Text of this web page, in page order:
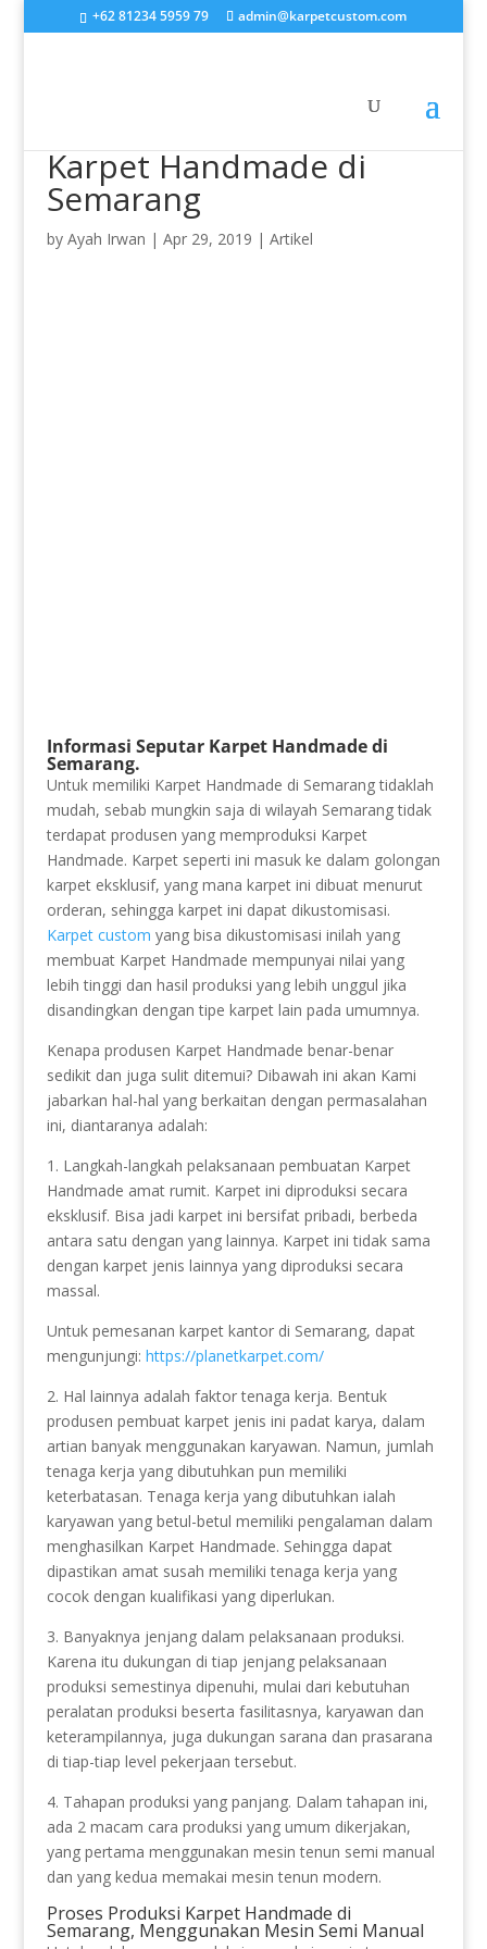
+62 81234 5959 79 admin@karpetcustom.com
Karpet Handmade di
Semarang
by Ayah Irwan | Apr 29, 2019 | Artikel
Informasi Seputar Karpet Handmade di
Semarang.
Untuk memiliki Karpet Handmade di Semarang tidaklah
mudah, sebab mungkin saja di wilayah Semarang tidak
terdapat produsen yang memproduksi Karpet
Handmade. Karpet seperti ini masuk ke dalam golongan
karpet eksklusif, yang mana karpet ini dibuat menurut
orderan, sehingga karpet ini dapat dikustomisasi.
Karpet custom yang bisa dikustomisasi inilah yang
membuat Karpet Handmade mempunyai nilai yang
lebih tinggi dan hasil produksi yang lebih unggul jika
disandingkan dengan tipe karpet lain pada umumnya.
Kenapa produsen Karpet Handmade benar-benar
sedikit dan juga sulit ditemui? Dibawah ini akan Kami
jabarkan hal-hal yang berkaitan dengan permasalahan
ini, diantaranya adalah:
1. Langkah-langkah pelaksanaan pembuatan Karpet
Handmade amat rumit. Karpet ini diproduksi secara
eksklusif. Bisa jadi karpet ini bersifat pribadi, berbeda
antara satu dengan yang lainnya. Karpet ini tidak sama
dengan karpet jenis lainnya yang diproduksi secara
massal.
Untuk pemesanan karpet kantor di Semarang, dapat
mengunjungi: https://planetkarpet.com/
2. Hal lainnya adalah faktor tenaga kerja. Bentuk
produsen pembuat karpet jenis ini padat karya, dalam
artian banyak menggunakan karyawan. Namun, jumlah
tenaga kerja yang dibutuhkan pun memiliki
keterbatasan. Tenaga kerja yang dibutuhkan ialah
karyawan yang betul-betul memiliki pengalaman dalam
menghasilkan Karpet Handmade. Sehingga dapat
dipastikan amat susah memiliki tenaga kerja yang
cocok dengan kualifikasi yang diperlukan.
3. Banyaknya jenjang dalam pelaksanaan produksi.
Karena itu dukungan di tiap jenjang pelaksanaan
produksi semestinya dipenuhi, mulai dari kebutuhan
peralatan produksi beserta fasilitasnya, karyawan dan
keterampilannya, juga dukungan sarana dan prasarana
di tiap-tiap level pekerjaan tersebut.
4. Tahapan produksi yang panjang. Dalam tahapan ini,
ada 2 macam cara produksi yang umum dikerjakan,
yang pertama menggunakan mesin tenun semi manual
dan yang kedua memakai mesin tenun modern.
Proses Produksi Karpet Handmade di
Semarang, Menggunakan Mesin Semi Manual